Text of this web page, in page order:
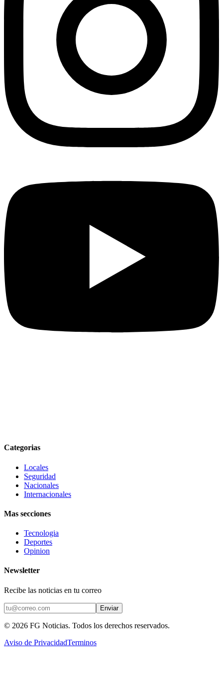
Categorias
Locales
Seguridad
Nacionales
Internacionales
Mas secciones
Tecnologia
Deportes
Opinion
Newsletter
Recibe las noticias en tu correo
Enviar
© 2026 FG Noticias. Todos los derechos reservados.
Aviso de PrivacidadTerminos